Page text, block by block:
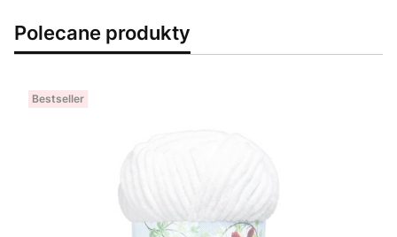
Polecane produkty
Bestseller